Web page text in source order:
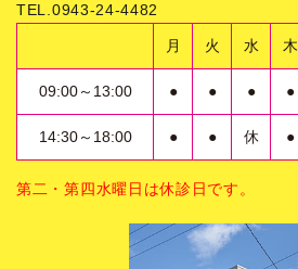
TEL.0943-24-4482
月 火 水 木
09:00～13:00 ● ● ● ●
14:30～18:00 ● ● 休 ●
第二・第四水曜日は休診日です。